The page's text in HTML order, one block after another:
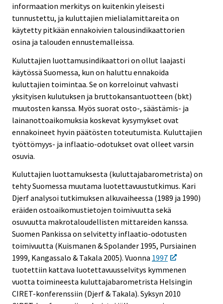
informaation merkitys on kuitenkin yleisesti
tunnustettu, ja kuluttajien mielialamittareita on
käytetty pitkään ennakoivien talousindikaattorien
osina ja talouden ennustemalleissa.
Kuluttajien luottamusindikaattori on ollut laajasti
käytössä Suomessa, kun on haluttu ennakoida
kuluttajien toimintaa. Se on korreloinut vahvasti
yksityisen kulutuksen ja bruttokansantuotteen (bkt)
muutosten kanssa. Myös suorat osto-, säästämis- ja
lainanottoaikomuksia koskevat kysymykset ovat
ennakoineet hyvin päätösten toteutumista. Kuluttajien
työttömyys- ja inflaatio-odotukset ovat olleet varsin
osuvia.
Kuluttajien luottamuksesta (kuluttajabarometrista) on
tehty Suomessa muutama luotettavuustutkimus. Kari
Djerf analysoi tutkimuksen alkuvaiheessa (1989 ja 1990)
eräiden ostoaikomustietojen toimivuutta sekä
osuvuutta makrotaloudellisten mittareiden kanssa.
Suomen Pankissa on selvitetty inflaatio-odotusten
toimivuutta (Kuismanen & Spolander 1995, Pursiainen
1999, Kangassalo & Takala 2005). Vuonna 1997
tuotettiin kattava luotettavuusselvitys kymmenen
vuotta toimineesta kuluttajabarometrista Helsingin
CIRET-konferenssiin (Djerf & Takala). Syksyn 2010